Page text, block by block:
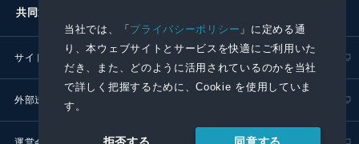
当社では、「プライバシーポリシー 」に定める通
り、本ウェブサイトとサービスを快適にご利用いた
だき、また、どのように活用されているのかを当社
で詳しく把握するために、Cookie を使用していま
す。
同意する
共同通信社グループ
サイトポリシー
外部送信ポリシー